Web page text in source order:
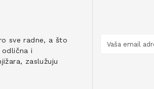
sve radne, a što
odlična i
zaslužuju